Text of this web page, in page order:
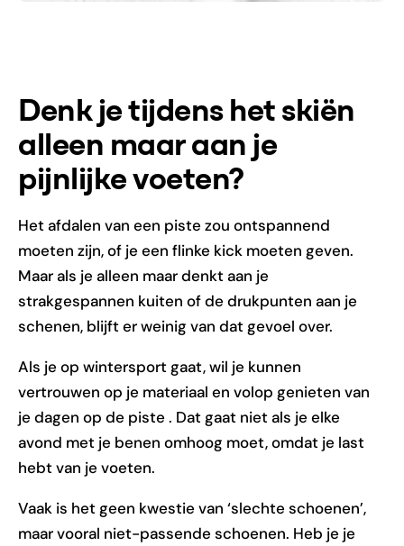
Denk je tijdens het skiën
alleen maar aan je
pijnlijke voeten?
Het afdalen van een piste zou ontspannend
moeten zijn, of je een flinke kick moeten geven.
Maar als je alleen maar denkt aan je
strakgespannen kuiten of de drukpunten aan je
schenen, blijft er weinig van dat gevoel over.
Als je op wintersport gaat, wil je kunnen
vertrouwen op je materiaal en volop genieten van
je dagen op de piste . Dat gaat niet als je elke
avond met je benen omhoog moet, omdat je last
hebt van je voeten.
Vaak is het geen kwestie van ‘slechte schoenen’,
maar vooral niet-passende schoenen. Heb je je